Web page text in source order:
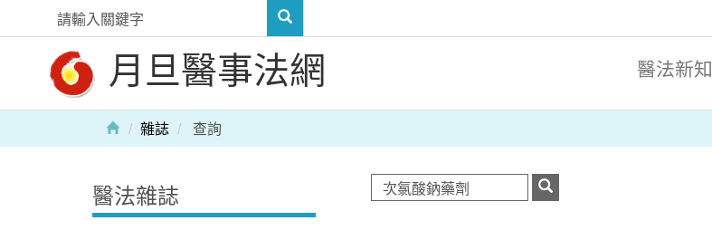
月旦醫事法網 醫法新知
雜誌 查詢
醫法雜誌